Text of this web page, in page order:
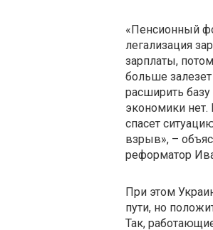
«Пенсионный
легализация
зарплаты,
больше
расширить
экономики нет.
спасет
взрыв», –
реформатор
При этом
пути, но
Так,